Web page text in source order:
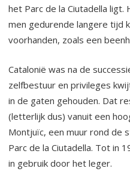
het Parc de la Ciutadella
men gedurende langere tijd
voorhanden, zoals een
Catalonië was na de
zelfbestuur en privileges
in de gaten gehouden. Dat
(letterlijk dus) vanuit een
Montjuïc, een muur rond de
Parc de la Ciutadella. Tot in
in gebruik door het leger.